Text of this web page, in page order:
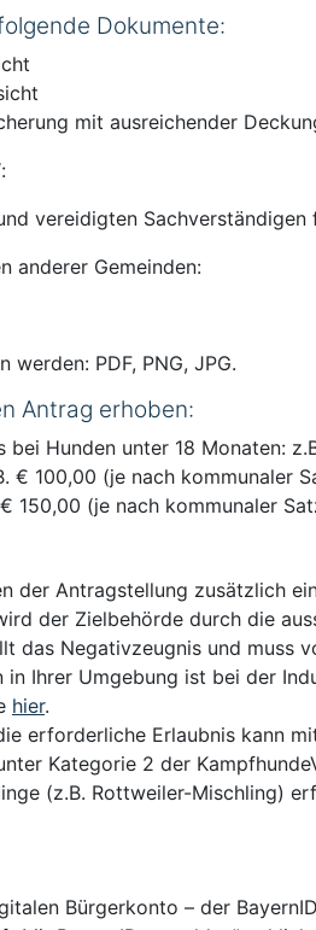
Dokumente:
mit ausreichender
vereidigten Sachverständigen
anderer Gemeinden:
PDF, PNG, JPG.
Antrag erhoben:
Hunden unter 18 Monaten:
€ 100,00 (je nach kommunaler
150,00 (je nach kommunaler
der Antragstellung zusätzlich
der Zielbehörde durch die
das Negativzeugnis und muss
Ihrer Umgebung ist bei der
hier.
erforderliche Erlaubnis kann
Kategorie 2 der
(z.B. Rottweiler-Mischling)
Bürgerkonto – der